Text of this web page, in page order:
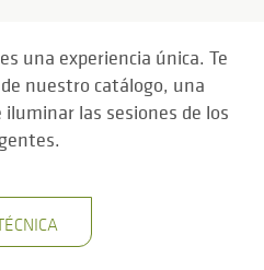
una experiencia única. Te
nuestro catálogo, una
las sesiones de los